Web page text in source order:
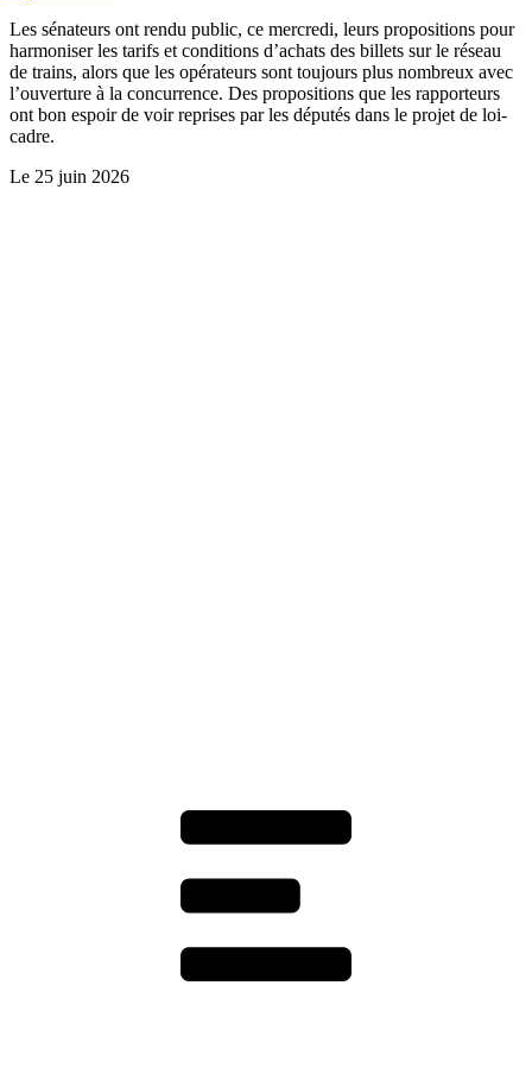
Les sénateurs ont rendu public, ce mercredi, leurs propositions pour
harmoniser les tarifs et conditions d’achats des billets sur le réseau
de trains, alors que les opérateurs sont toujours plus nombreux avec
l’ouverture à la concurrence. Des propositions que les rapporteurs
ont bon espoir de voir reprises par les députés dans le projet de loi-
cadre.
Le 25 juin 2026